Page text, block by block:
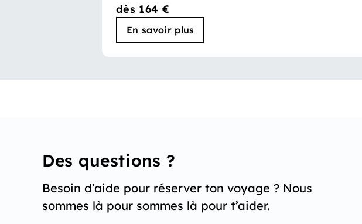
dès 164 €
En savoir plus
Des questions ?
Besoin d’aide pour réserver ton voyage ? Nous
sommes là pour sommes là pour t’aider.